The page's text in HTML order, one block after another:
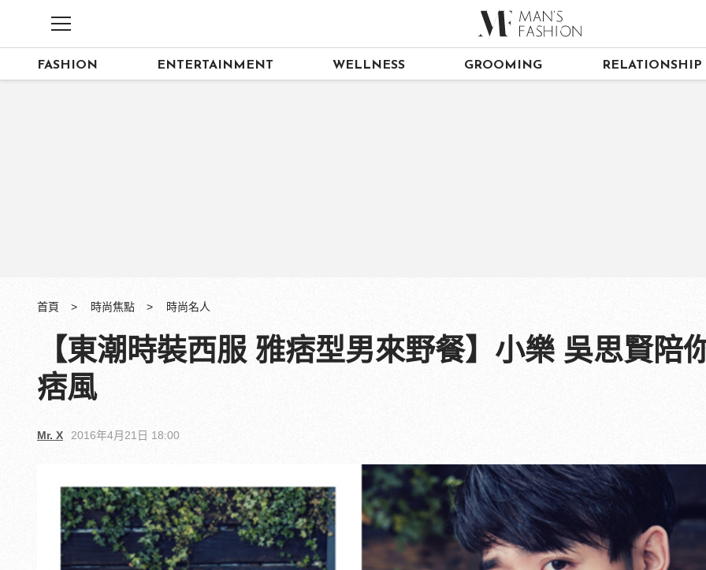
FASHION ENTERTAINMENT WELLNESS GROOMING RELATIONSHIP
首頁 時尚焦點 時尚名人
【東潮時裝西服 雅痞型男來野餐】小樂 吳思賢
痞風
Mr. X 2016年4月21日 18:00